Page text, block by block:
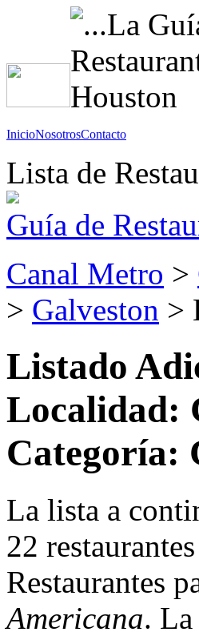
InicioNosotrosContacto
Lista de
Guía de
Canal Metro >
> Galveston >
Listado
Localidad:
Categoría:
La lista a
22
Restaurantes
Americana.